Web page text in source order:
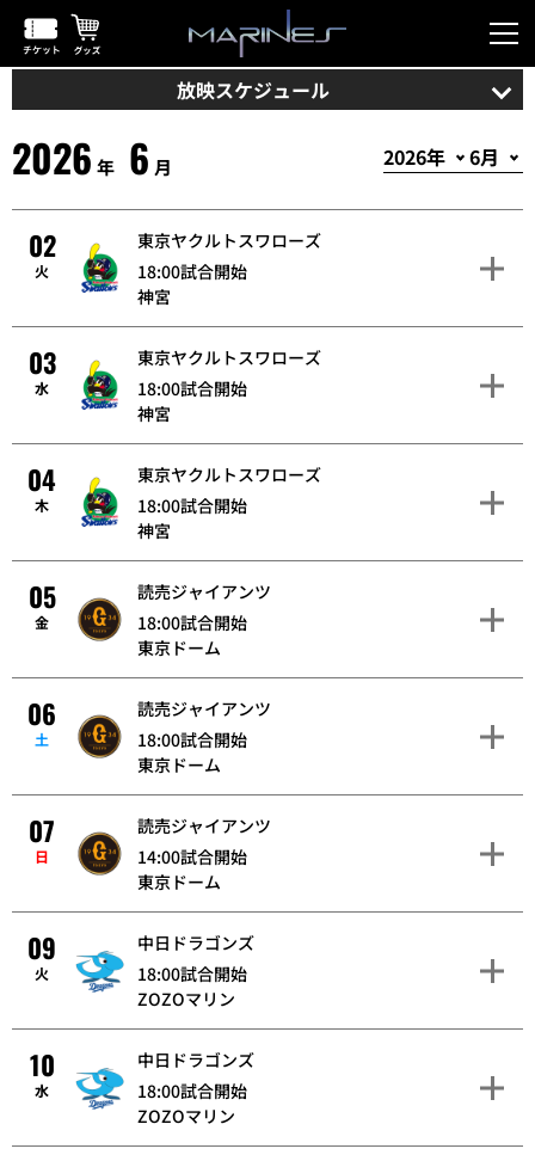
放映スケジュール
2026 年 6 月
02
火
東京ヤクルトスワローズ
18:00試合開始
神宮
03
水
東京ヤクルトスワローズ
18:00試合開始
神宮
04
木
東京ヤクルトスワローズ
18:00試合開始
神宮
05
金
読売ジャイアンツ
18:00試合開始
東京ドーム
06
土
読売ジャイアンツ
18:00試合開始
東京ドーム
07
日
読売ジャイアンツ
14:00試合開始
東京ドーム
09
火
中日ドラゴンズ
18:00試合開始
ZOZOマリン
10
水
中日ドラゴンズ
18:00試合開始
ZOZOマリン